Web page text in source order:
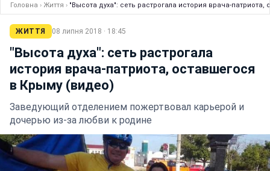
Головна › Життя › "Высота духа": сеть растрогала история врача-
ЖИТТЯ 08 липня 2018 · 18:45
"Высота духа": сеть растрогала
история врача-патриота, оставшегося
в Крыму (видео)
Заведующий отделением пожертвовал карьерой и
дочерью из-за любви к родине